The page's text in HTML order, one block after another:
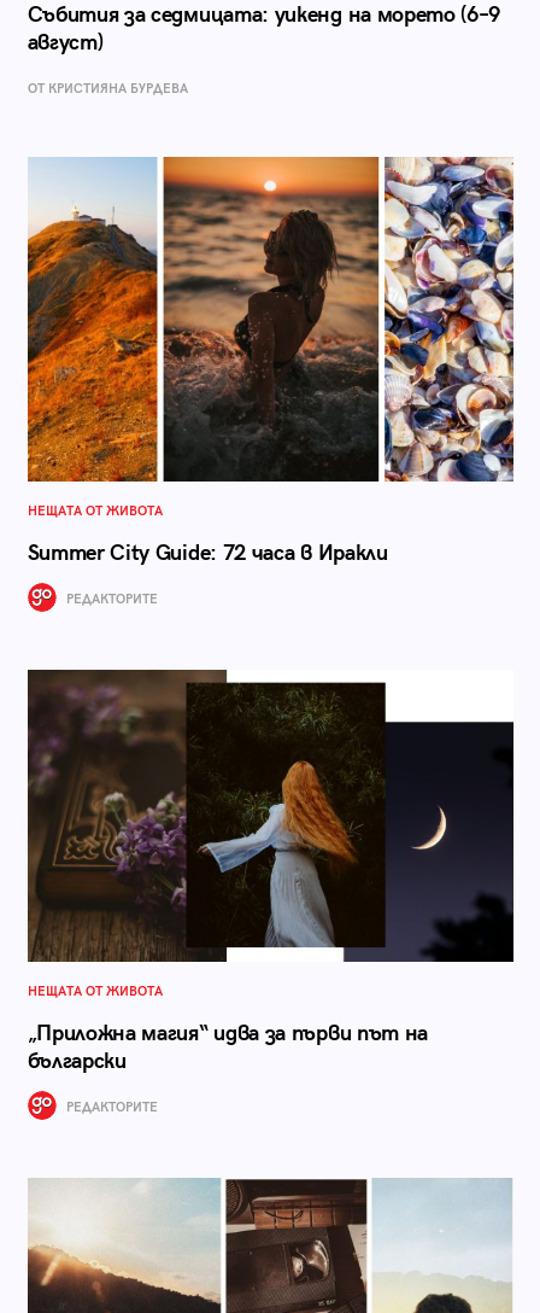
Събития за седмицата: уикенд на морето (6–9
август)
ОТ КРИСТИЯНА БУРДЕВА
НЕЩАТА ОТ ЖИВОТА
Summer City Guide: 72 часа в Иракли
РЕДАКТОРИТЕ
НЕЩАТА ОТ ЖИВОТА
„Приложна магия“ идва за първи път на
български
РЕДАКТОРИТЕ